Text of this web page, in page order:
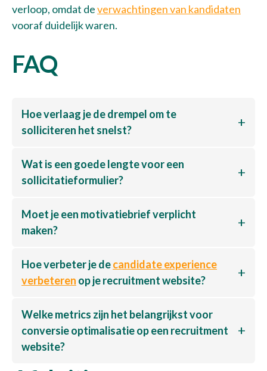
verloop, omdat deverwachtingen van kandidaten
vooraf duidelijk waren.
FAQ
Hoe verlaag je de drempel om te
solliciteren het snelst?
Wat is een goede lengte voor een
sollicitatieformulier?
Moet je een motivatiebrief verplicht
maken?
Hoe verbeter je decandidate experience
verbeteren op je recruitment website?
Welke metrics zijn het belangrijkst voor
conversie optimalisatie op een recruitment
website?